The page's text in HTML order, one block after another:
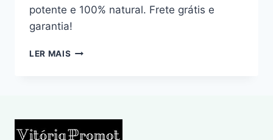
potente e 100% natural. Frete grátis e
garantia!
LER MAIS LIFT
E